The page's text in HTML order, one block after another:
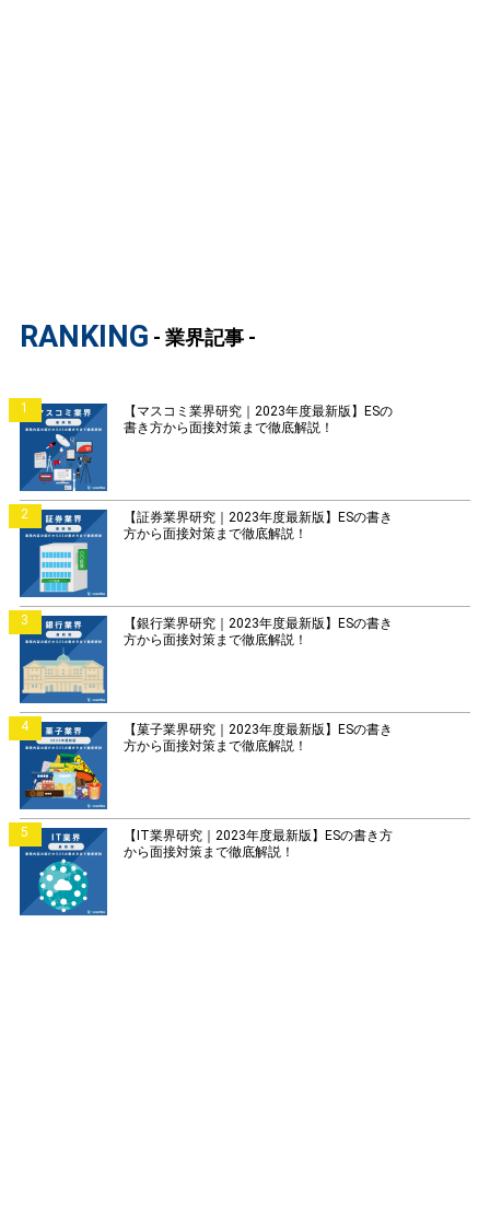
RANKING - 業界記事 -
1
【マスコミ業界研究｜2023年度最新版】ESの
書き方から面接対策まで徹底解説！
2
【証券業界研究｜2023年度最新版】ESの書き
方から面接対策まで徹底解説！
3
【銀行業界研究｜2023年度最新版】ESの書き
方から面接対策まで徹底解説！
4
【菓子業界研究｜2023年度最新版】ESの書き
方から面接対策まで徹底解説！
5
【IT業界研究｜2023年度最新版】ESの書き方
から面接対策まで徹底解説！